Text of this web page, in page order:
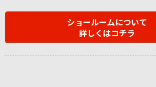
ショールームについて
詳しくはコチラ